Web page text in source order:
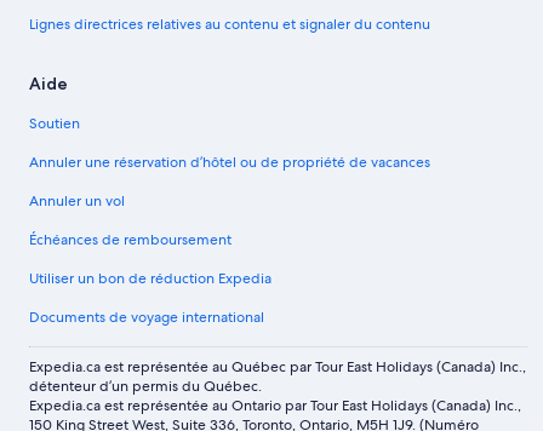
Lignes directrices relatives au contenu et signaler du contenu
Aide
Soutien
Annuler une réservation d’hôtel ou de propriété de vacances
Annuler un vol
Échéances de remboursement
Utiliser un bon de réduction Expedia
Documents de voyage international
Expedia.ca est représentée au Québec par Tour East Holidays (Canada) Inc.,
détenteur d’un permis du Québec.
Expedia.ca est représentée au Ontario par Tour East Holidays (Canada) Inc.,
150 King Street West, Suite 336, Toronto, Ontario, M5H 1J9. (Numéro